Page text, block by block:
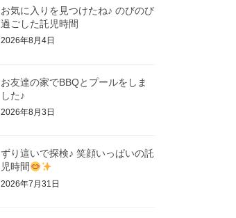
お気に入りを見つけたね♪ のびのび
過ごした託児時間
2026年8月4日
お友達の家でBBQとプールをしま
した♪
2026年8月3日
ずり這いで探検♪ 笑顔いっぱいの託
児時間
2026年7月31日